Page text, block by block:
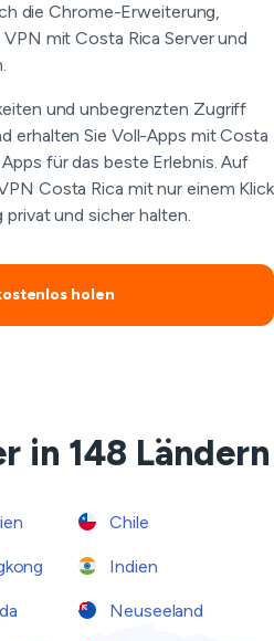
die Chrome-Erweiterung,
mit Costa Rica Server und
und unbegrenzten Zugriff
erhalten Sie Voll-Apps mit Costa
für das beste Erlebnis. Auf
Costa Rica mit nur einem Klick
und sicher halten.
holen
in 148 Ländern
Chile
Indien
Neuseeland